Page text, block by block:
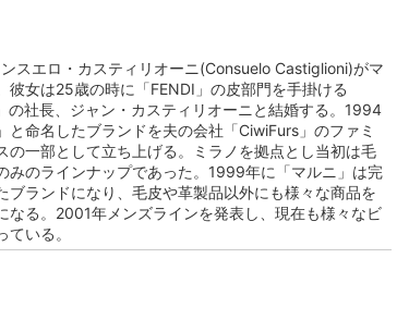
スエロ・カスティリオーニ(Consuelo Castiglioni)がマ
彼女は25歳の時に「FENDI」の皮部門を手掛ける
の社長、ジャン・カスティリオーニと結婚する。1994
と命名したブランドを夫の会社「CiwiFurs」のファミ
の一部として立ち上げる。ミラノを拠点とし当初は毛
みのラインナップであった。1999年に「マルニ」は完
ブランドになり、毛皮や革製品以外にも様々な商品を
なる。2001年メンズラインを発表し、現在も様々なビ
ている。